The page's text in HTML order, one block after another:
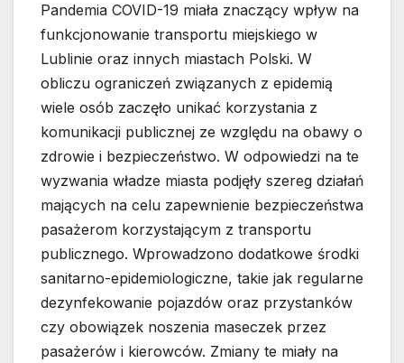
Pandemia COVID-19 miała znaczący wpływ na
funkcjonowanie transportu miejskiego w
Lublinie oraz innych miastach Polski. W
obliczu ograniczeń związanych z epidemią
wiele osób zaczęło unikać korzystania z
komunikacji publicznej ze względu na obawy o
zdrowie i bezpieczeństwo. W odpowiedzi na te
wyzwania władze miasta podjęły szereg działań
mających na celu zapewnienie bezpieczeństwa
pasażerom korzystającym z transportu
publicznego. Wprowadzono dodatkowe środki
sanitarno-epidemiologiczne, takie jak regularne
dezynfekowanie pojazdów oraz przystanków
czy obowiązek noszenia maseczek przez
pasażerów i kierowców. Zmiany te miały na